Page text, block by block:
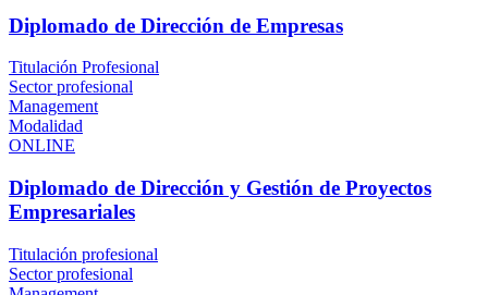
Diplomado de Dirección de Empresas
Titulación Profesional
Sector profesional
Management
Modalidad
ONLINE
Diplomado de Dirección y Gestión de Proyectos
Empresariales
Titulación profesional
Sector profesional